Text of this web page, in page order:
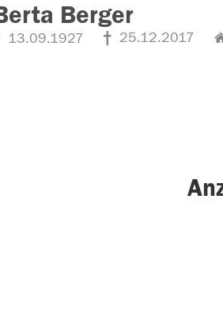
Berger
13.09.1927 25.12.2017